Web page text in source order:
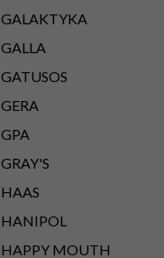
GALAKTYKA
GALLA
GATUSOS
GERA
GPA
GRAY'S
HAAS
HANIPOL
HAPPY MOUTH